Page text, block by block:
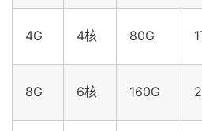
4G 4核 80G
8G 6核 160G